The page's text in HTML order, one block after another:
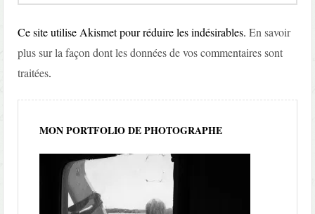
Ce site utilise Akismet pour réduire les indésirables.En savoir
plus sur la façon dont les données de vos commentaires sont
traitées.
MON PORTFOLIO DE PHOTOGRAPHE